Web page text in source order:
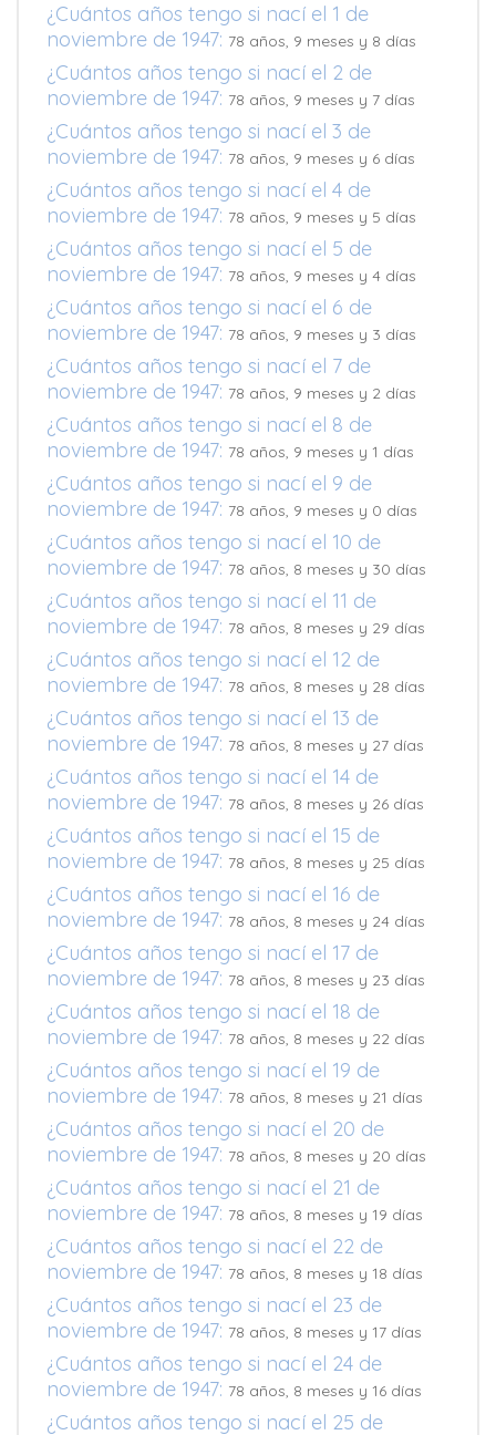
¿Cuántos años tengo si nací el 1 de
noviembre de 1947: 78 años, 9 meses y 8 días
¿Cuántos años tengo si nací el 2 de
noviembre de 1947: 78 años, 9 meses y 7 días
¿Cuántos años tengo si nací el 3 de
noviembre de 1947: 78 años, 9 meses y 6 días
¿Cuántos años tengo si nací el 4 de
noviembre de 1947: 78 años, 9 meses y 5 días
¿Cuántos años tengo si nací el 5 de
noviembre de 1947: 78 años, 9 meses y 4 días
¿Cuántos años tengo si nací el 6 de
noviembre de 1947: 78 años, 9 meses y 3 días
¿Cuántos años tengo si nací el 7 de
noviembre de 1947: 78 años, 9 meses y 2 días
¿Cuántos años tengo si nací el 8 de
noviembre de 1947: 78 años, 9 meses y 1 días
¿Cuántos años tengo si nací el 9 de
noviembre de 1947: 78 años, 9 meses y 0 días
¿Cuántos años tengo si nací el 10 de
noviembre de 1947: 78 años, 8 meses y 30 días
¿Cuántos años tengo si nací el 11 de
noviembre de 1947: 78 años, 8 meses y 29 días
¿Cuántos años tengo si nací el 12 de
noviembre de 1947: 78 años, 8 meses y 28 días
¿Cuántos años tengo si nací el 13 de
noviembre de 1947: 78 años, 8 meses y 27 días
¿Cuántos años tengo si nací el 14 de
noviembre de 1947: 78 años, 8 meses y 26 días
¿Cuántos años tengo si nací el 15 de
noviembre de 1947: 78 años, 8 meses y 25 días
¿Cuántos años tengo si nací el 16 de
noviembre de 1947: 78 años, 8 meses y 24 días
¿Cuántos años tengo si nací el 17 de
noviembre de 1947: 78 años, 8 meses y 23 días
¿Cuántos años tengo si nací el 18 de
noviembre de 1947: 78 años, 8 meses y 22 días
¿Cuántos años tengo si nací el 19 de
noviembre de 1947: 78 años, 8 meses y 21 días
¿Cuántos años tengo si nací el 20 de
noviembre de 1947: 78 años, 8 meses y 20 días
¿Cuántos años tengo si nací el 21 de
noviembre de 1947: 78 años, 8 meses y 19 días
¿Cuántos años tengo si nací el 22 de
noviembre de 1947: 78 años, 8 meses y 18 días
¿Cuántos años tengo si nací el 23 de
noviembre de 1947: 78 años, 8 meses y 17 días
¿Cuántos años tengo si nací el 24 de
noviembre de 1947: 78 años, 8 meses y 16 días
¿Cuántos años tengo si nací el 25 de